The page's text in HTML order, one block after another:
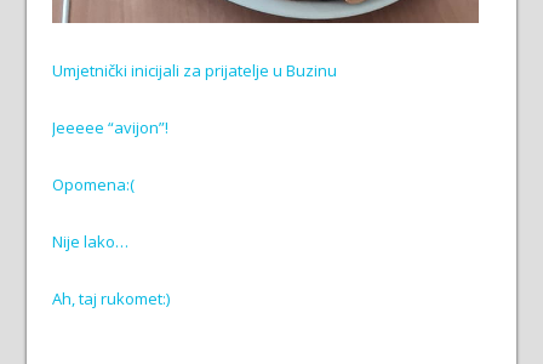
Umjetnički inicijali za prijatelje u Buzinu
Jeeeee “avijon”!
Opomena:(
Nije lako…
Ah, taj rukomet:)